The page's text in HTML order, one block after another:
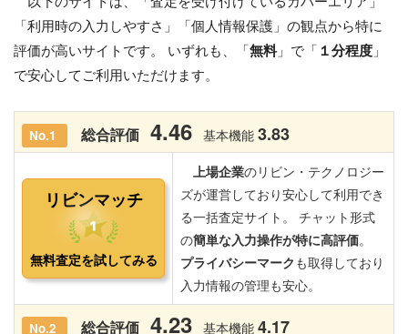
「利用時の入力しやすさ」「個人情報保護」の観点から特に
評価が高いサイトです。 いずれも、「 無料」で「 １分程度 」
で安心してご利用いただけます。